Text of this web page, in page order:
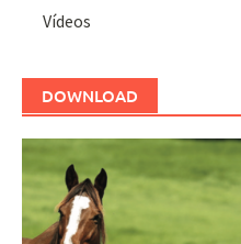
Vídeos
DOWNLOAD